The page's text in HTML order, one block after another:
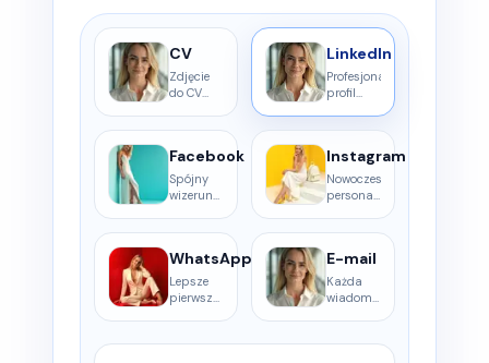
CV
Zdjęcie
do CV
umawiania
fotografa.
LinkedIn
Profesjonalny
profil
w
fotostudiu.
Facebook
Spójny
wizerunek
zawodowym.
Instagram
Nowoczesny
personal
organizowania
sesji.
WhatsApp
Lepsze
pierwsze
kontakcie
E-mail
Każda
wiadomość
profesjonalnie